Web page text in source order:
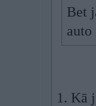
Bet
1. Kā